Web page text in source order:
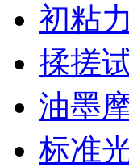
初粘
揉搓
油墨
标准